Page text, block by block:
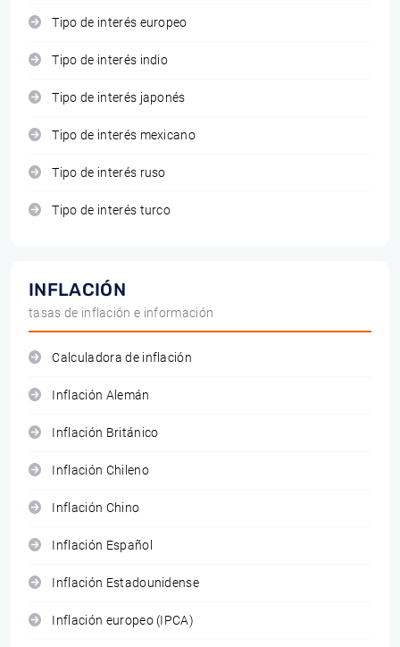
Tipo de interés europeo
Tipo de interés indio
Tipo de interés japonés
Tipo de interés mexicano
Tipo de interés ruso
Tipo de interés turco
INFLACIÓN
tasas de inflación e información
Calculadora de inflación
Inflación Alemán
Inflación Británico
Inflación Chileno
Inflación Chino
Inflación Español
Inflación Estadounidense
Inflación europeo (IPCA)